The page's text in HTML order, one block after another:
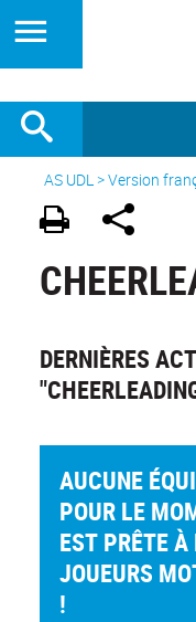
AS UDL>Version
DERNIÈRES
AUCUNE
POUR LE
EST PRÊTE À
JOUEURS
!